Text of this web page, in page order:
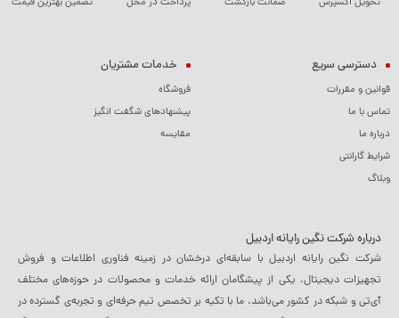
تحویل اکسپرس ضمانت بازگشت پرداخت در محل تضمین بهترین قیمت
دسترسی سریع
قوانین و مقررات
تماس با ما
درباره ما
شرایط گارانتی
وبلاگ
خدمات مشتریان
فروشگاه
پیشنهادهای شگفت انگیز
مقایسه
درباره شرکت نگین رایانه اردبیل
شرکت نگین رایانه اردبیل با سابقه‌ای درخشان در زمینه فناوری اطلاعات و فروش
تجهیزات دیجیتال، یکی از پیشگامان ارائه خدمات و محصولات در حوزه‌های مختلف
آی‌تی و شبکه در کشور می‌باشد. ما با تکیه بر تخصص تیم حرفه‌ای و تجربه‌ی گسترده در